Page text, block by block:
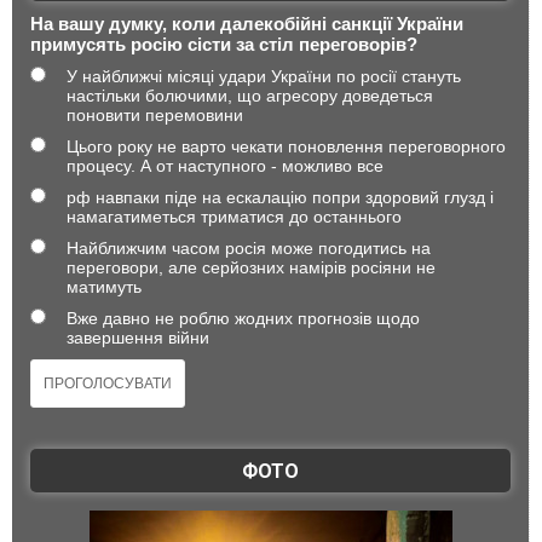
На вашу думку, коли далекобійні санкції України
примусять росію сісти за стіл переговорів?
У найближчі місяці удари України по росії стануть
настільки болючими, що агресору доведеться
поновити перемовини
Цього року не варто чекати поновлення переговорного
процесу. А от наступного - можливо все
рф навпаки піде на ескалацію попри здоровий глузд і
намагатиметься триматися до останнього
Найближчим часом росія може погодитись на
переговори, але серйозних намірів росіяни не
матимуть
Вже давно не роблю жодних прогнозів щодо
завершення війни
ФОТО